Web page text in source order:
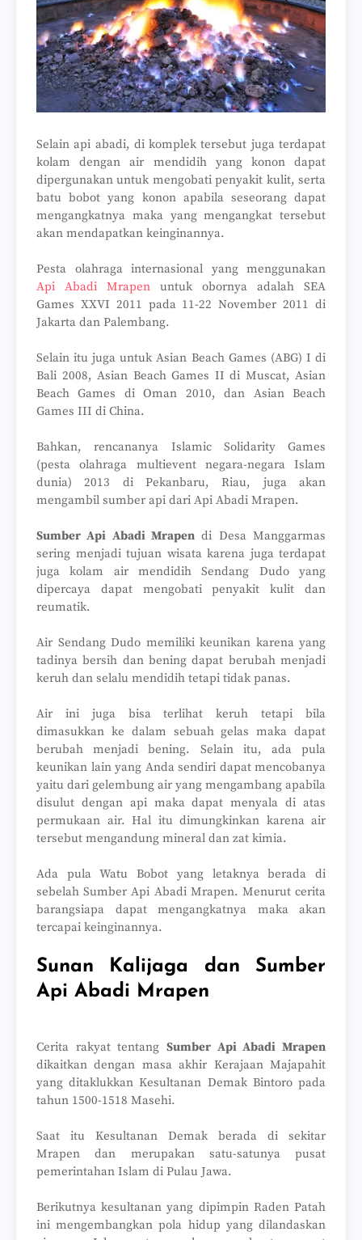
Selain api abadi, di komplek tersebut juga terdapat
kolam dengan air mendidih yang konon dapat
dipergunakan untuk mengobati penyakit kulit, serta
batu bobot yang konon apabila seseorang dapat
mengangkatnya maka yang mengangkat tersebut
akan mendapatkan keinginannya.
Pesta olahraga internasional yang menggunakan
Api Abadi Mrapen untuk obornya adalah SEA
Games XXVI 2011 pada 11-22 November 2011 di
Jakarta dan Palembang.
Selain itu juga untuk Asian Beach Games (ABG) I di
Bali 2008, Asian Beach Games II di Muscat, Asian
Beach Games di Oman 2010, dan Asian Beach
Games III di China.
Bahkan, rencananya Islamic Solidarity Games
(pesta olahraga multievent negara-negara Islam
dunia) 2013 di Pekanbaru, Riau, juga akan
mengambil sumber api dari Api Abadi Mrapen.
Sumber Api Abadi Mrapen di Desa Manggarmas
sering menjadi tujuan wisata karena juga terdapat
juga kolam air mendidih Sendang Dudo yang
dipercaya dapat mengobati penyakit kulit dan
reumatik.
Air Sendang Dudo memiliki keunikan karena yang
tadinya bersih dan bening dapat berubah menjadi
keruh dan selalu mendidih tetapi tidak panas.
Air ini juga bisa terlihat keruh tetapi bila
dimasukkan ke dalam sebuah gelas maka dapat
berubah menjadi bening. Selain itu, ada pula
keunikan lain yang Anda sendiri dapat mencobanya
yaitu dari gelembung air yang mengambang apabila
disulut dengan api maka dapat menyala di atas
permukaan air. Hal itu dimungkinkan karena air
tersebut mengandung mineral dan zat kimia.
Ada pula Watu Bobot yang letaknya berada di
sebelah Sumber Api Abadi Mrapen. Menurut cerita
barangsiapa dapat mengangkatnya maka akan
tercapai keinginannya.
Sunan Kalijaga dan Sumber
Api Abadi Mrapen
Cerita rakyat tentang Sumber Api Abadi Mrapen
dikaitkan dengan masa akhir Kerajaan Majapahit
yang ditaklukkan Kesultanan Demak Bintoro pada
tahun 1500-1518 Masehi.
Saat itu Kesultanan Demak berada di sekitar
Mrapen dan merupakan satu-satunya pusat
pemerintahan Islam di Pulau Jawa.
Berikutnya kesultanan yang dipimpin Raden Patah
ini mengembangkan pola hidup yang dilandaskan